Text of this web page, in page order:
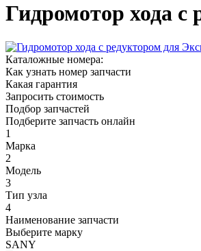
Гидромотор хода с
Каталожные номера:
Как узнать номер запчасти
Какая гарантия
Запросить стоимость
Подбор запчастей
Подберите запчасть онлайн
1
Марка
2
Модель
3
Тип узла
4
Наименование запчасти
Выберите марку
SANY